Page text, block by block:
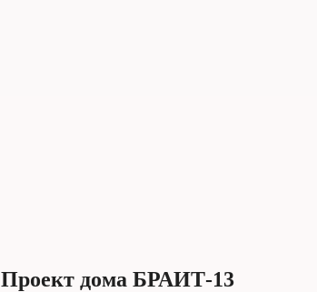
Проект дома БРАИТ-13